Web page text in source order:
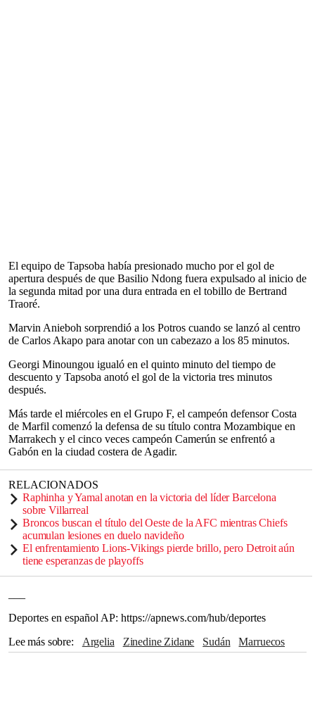
El equipo de Tapsoba había presionado mucho por el gol de
apertura después de que Basilio Ndong fuera expulsado al inicio de
la segunda mitad por una dura entrada en el tobillo de Bertrand
Traoré.
Marvin Anieboh sorprendió a los Potros cuando se lanzó al centro
de Carlos Akapo para anotar con un cabezazo a los 85 minutos.
Georgi Minoungou igualó en el quinto minuto del tiempo de
descuento y Tapsoba anotó el gol de la victoria tres minutos
después.
Más tarde el miércoles en el Grupo F, el campeón defensor Costa
de Marfil comenzó la defensa de su título contra Mozambique en
Marrakech y el cinco veces campeón Camerún se enfrentó a
Gabón en la ciudad costera de Agadir.
RELACIONADOS
Raphinha y Yamal anotan en la victoria del líder Barcelona
sobre Villarreal
Broncos buscan el título del Oeste de la AFC mientras Chiefs
acumulan lesiones en duelo navideño
El enfrentamiento Lions-Vikings pierde brillo, pero Detroit aún
tiene esperanzas de playoffs
Deportes en español AP: https://apnews.com/hub/deportes
Lee más sobre
Argelia Zinedine Zidane Sudán
Marruecos